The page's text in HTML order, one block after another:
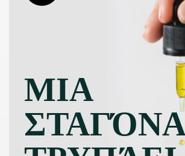
ΜΙΑ
ΣΤΑΓΌΝΑ